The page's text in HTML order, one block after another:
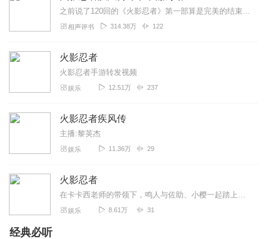
北海521
好听，这首歌寄托了鸣人的背负，成为火影的决心和责任，
基尓加丹
┐（─__─）┌┐（─__─）┌┐（─__─）┌
之前说了120回的《火影忍者》第一部算是完美的结束了但《火影忍者疾风传》才是火影真正故事的开始很感谢这么多人对于我的支持你们的鼓励和喜爱就是我最大的动力...
相声评书 314.38万 122
火影忍者
火影忍者手游转发视频
娱乐 12.51万 237
火影忍者疾风传
主播:黎英杰
娱乐 11.36万 29
火影忍者
在卡卡西老师的带领下，鸣人与佐助、小樱一起踏上了修行之路。等待他们的将是无穷无尽的艰险挑战，而鸣人等人也在这生与死的较量中逐渐成长起来。
娱乐 8.61万 31
经典必听